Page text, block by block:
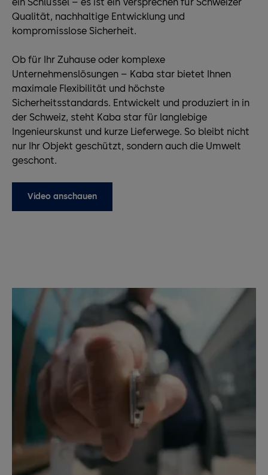
Qualität, nachhaltige Entwicklung und
kompromisslose Sicherheit.
Ob für Ihr Zuhause oder komplexe
Unternehmenslösungen – Kaba star bietet Ihnen
maximale Flexibilität und höchste
Sicherheitsstandards. Entwickelt und produziert in in
der Schweiz, steht Kaba star für langlebige
Ingenieurskunst und kurze Lieferwege. So bleibt nicht
nur Ihr Objekt geschützt, sondern auch die Umwelt
geschont.
Video anschauen